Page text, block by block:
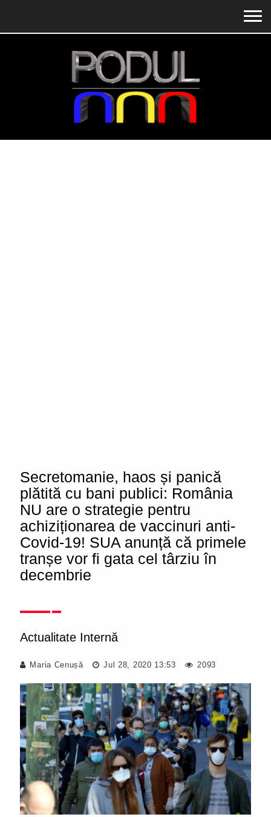
Secretomanie, haos și panică
plătită cu bani publici: România
NU are o strategie pentru
achiziționarea de vaccinuri anti-
Covid-19! SUA anunță că primele
tranșe vor fi gata cel târziu în
decembrie
Actualitate Internă
Maria Cenușă Jul 28, 2020 13:53 2093